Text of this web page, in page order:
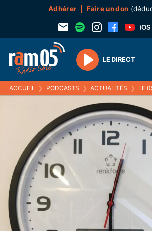
Adhérer Faire un don
Play
LE DIRECT
ACCUEIL ❯ PODCASTS ❯ ACTUALITÉS ❯ LE